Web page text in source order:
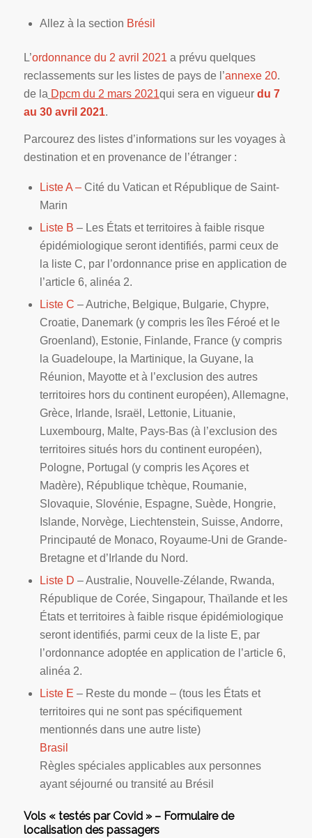
Allez à la section Brésil
L’ordonnance du 2 avril 2021 a prévu quelques
reclassements sur les listes de pays de l’annexe 20.
de la Dpcm du 2 mars 2021qui sera en vigueur du 7
au 30 avril 2021.
Parcourez des listes d’informations sur les voyages à
destination et en provenance de l’étranger :
Liste A – Cité du Vatican et République de Saint-
Marin
Liste B – Les États et territoires à faible risque
épidémiologique seront identifiés, parmi ceux de
la liste C, par l’ordonnance prise en application de
l’article 6, alinéa 2.
Liste C – Autriche, Belgique, Bulgarie, Chypre,
Croatie, Danemark (y compris les îles Féroé et le
Groenland), Estonie, Finlande, France (y compris
la Guadeloupe, la Martinique, la Guyane, la
Réunion, Mayotte et à l’exclusion des autres
territoires hors du continent européen), Allemagne,
Grèce, Irlande, Israël, Lettonie, Lituanie,
Luxembourg, Malte, Pays-Bas (à l’exclusion des
territoires situés hors du continent européen),
Pologne, Portugal (y compris les Açores et
Madère), République tchèque, Roumanie,
Slovaquie, Slovénie, Espagne, Suède, Hongrie,
Islande, Norvège, Liechtenstein, Suisse, Andorre,
Principauté de Monaco, Royaume-Uni de Grande-
Bretagne et d’Irlande du Nord.
Liste D – Australie, Nouvelle-Zélande, Rwanda,
République de Corée, Singapour, Thaïlande et les
États et territoires à faible risque épidémiologique
seront identifiés, parmi ceux de la liste E, par
l’ordonnance adoptée en application de l’article 6,
alinéa 2.
Liste E – Reste du monde – (tous les États et
territoires qui ne sont pas spécifiquement
mentionnés dans une autre liste)
Brasil
Règles spéciales applicables aux personnes
ayant séjourné ou transité au Brésil
Vols « testés par Covid » – Formulaire de
localisation des passagers